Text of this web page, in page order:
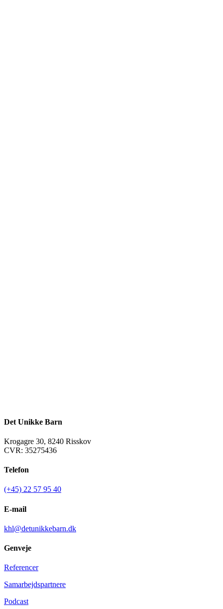
Det Unikke Barn
Krogagre 30, 8240 Risskov
CVR: 35275436
Telefon
(+45) 22 57 95 40
E-mail
khl@detunikkebarn.dk
Genveje
Referencer
Samarbejdspartnere
Podcast